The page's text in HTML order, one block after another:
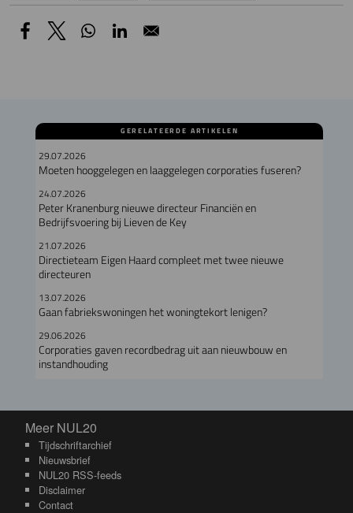
GERELATEERDE ARTIKELEN
29.07.2026
Moeten hooggelegen en laaggelegen corporaties fuseren?
24.07.2026
Peter Kranenburg nieuwe directeur Financiën en
Bedrijfsvoering bij Lieven de Key
21.07.2026
Directieteam Eigen Haard compleet met twee nieuwe
directeuren
13.07.2026
Gaan fabriekswoningen het woningtekort lenigen?
29.06.2026
Corporaties gaven recordbedrag uit aan nieuwbouw en
instandhouding
Meer NUL20
Meer NUL20
Tijdschriftarchief
Nieuwsbrief
NUL20 RSS-feeds
Disclaimer
Contact